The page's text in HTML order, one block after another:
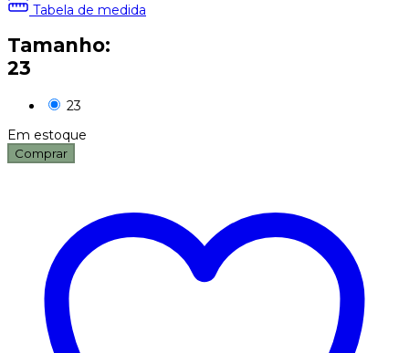
Tabela de medida
Tamanho:
23
23
Em estoque
Comprar